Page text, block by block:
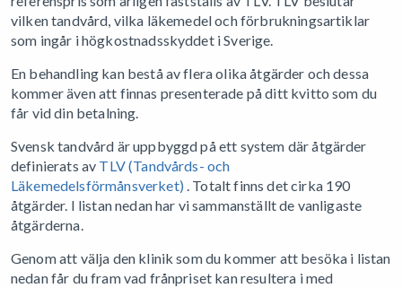
vilken tandvård, vilka läkemedel och förbrukningsartiklar
som ingår i högkostnadsskyddet i Sverige.
En behandling kan bestå av flera olika åtgärder och dessa
kommer även att finnas presenterade på ditt kvitto som du
får vid din betalning.
Svensk tandvård är uppbyggd på ett system där åtgärder
definierats av TLV (Tandvårds- och
Läkemedelsförmånsverket). Totalt finns det cirka 190
åtgärder. I listan nedan har vi sammanställt de vanligaste
åtgärderna.
Genom att välja den klinik som du kommer att besöka i listan
nedan får du fram vad frånpriset kan resultera i med